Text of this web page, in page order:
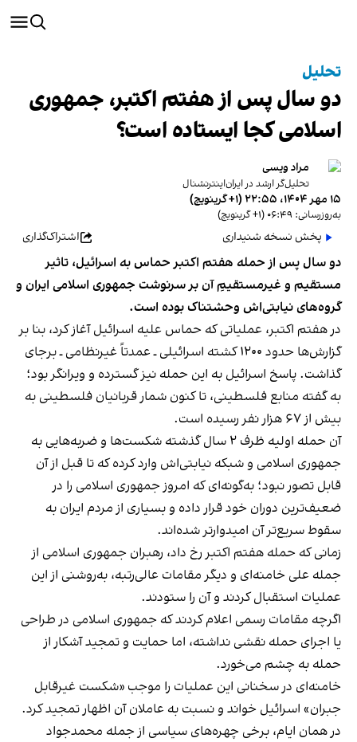
تحلیل
دو سال پس از هفتم اکتبر، جمهوری
اسلامی کجا ایستاده است؟
مراد ویسی
تحلیل‌گر ارشد در ایران‌اینترنشنال
۱۵ مهر ۱۴۰۴، ۲۲:۵۵ (‎+۱ گرینویچ)
به‌روزرسانی: ۰۶:۴۹ (‎+۱ گرینویچ)
پخش نسخه شنیداری اشتراک‌گذاری
دو سال پس از حمله هفتم اکتبر حماس به اسرائیل، تاثیر
مستقیم و غیرمستقیمِ آن بر سرنوشت جمهوری اسلامی ایران و
گروه‌های نیابتی‌اش وحشتناک بوده است.
در هفتم اکتبر، عملیاتی که حماس علیه اسرائیل آغاز کرد، بنا بر
گزارش‌ها حدود ۱۲۰۰ کشته اسرائیلی ـ عمدتاً غیرنظامی ـ برجای
گذاشت. پاسخ اسرائیل به این حمله نیز گسترده و ویرانگر بود؛
به گفته منابع فلسطینی، تا کنون شمار قربانیان فلسطینی به
بیش از ۶۷ هزار نفر رسیده است.
آن حمله اولیه ظرف ۲ سال گذشته شکست‌ها و ضربه‌هایی به
جمهوری اسلامی و شبکه نیابتی‌اش وارد کرده که تا قبل از آن
قابل تصور نبود؛ به‌گونه‌ای که امروز جمهوری اسلامی را در
ضعیف‌ترین دوران خود قرار داده و بسیاری از مردم ایران به
سقوط سریع‌تر آن امیدوارتر شده‌اند.
زمانی که حمله هفتم اکتبر رخ داد، رهبران جمهوری اسلامی از
جمله علی خامنه‌ای و دیگر مقامات عالی‌رتبه، به‌روشنی از این
عملیات استقبال کردند و آن را ستودند.
اگرچه مقامات رسمی اعلام کردند که جمهوری اسلامی در طراحی
یا اجرای حمله نقشی نداشته، اما حمایت و تمجید آشکار از
حمله به چشم می‌خورد.
خامنه‌ای در سخنانی این عملیات را موجب «شکست غیرقابل
جبران» اسرائیل خواند و نسبت به عاملان آن اظهار تمجید کرد.
در همان ایام، برخی چهره‌های سیاسی از جمله محمدجواد